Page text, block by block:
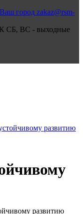
zakaz@rsm-
СБ, ВС - выходные
развитию